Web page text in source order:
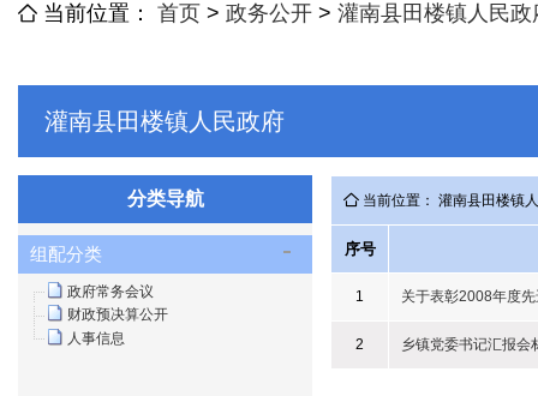
当前位置： 首页 > 政务公开 > 灌南县田楼镇人民政
灌南县田楼镇人民政府
分类导航
组配分类
政府常务会议
财政预决算公开
人事信息
当前位置： 灌南县田楼镇
序号
1 关于表彰2008年度
2 乡镇党委书记汇报会